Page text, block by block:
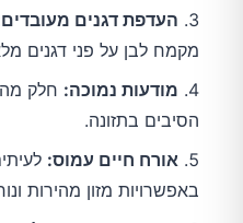
העדפת דגנים
מקמח לבן על פני דגנים
מודעות נמוכה: חלק
הסיבים בתזונה.
אורח חיים עמוס:
באפשרויות מזון מהירות